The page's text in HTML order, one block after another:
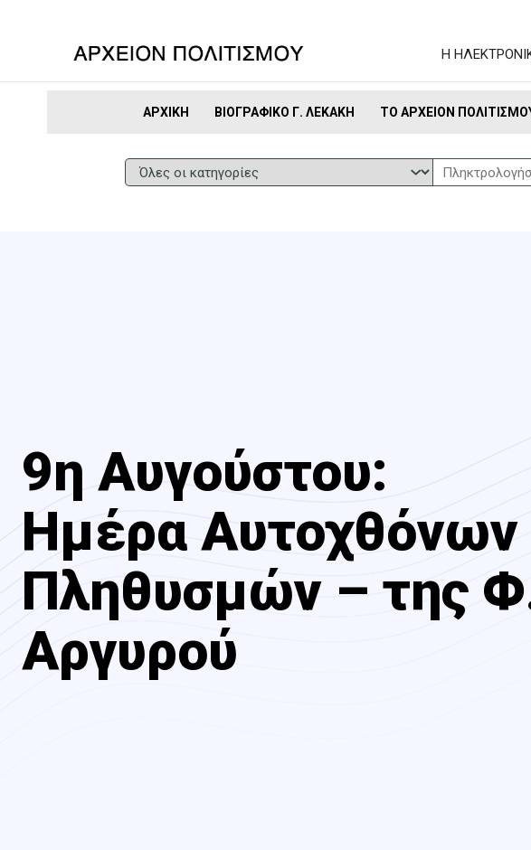
Η
ΑΡΧΙΚΉ ΒΙΟΓΡΑΦΙΚΌ Γ. ΛΕΚΆΚΗ ΤΟ ΑΡΧΕΊΟΝ
9η Αυγούστου:
Ημέρα Αυτοχθόνων
Πληθυσμών – της
Αργυρού